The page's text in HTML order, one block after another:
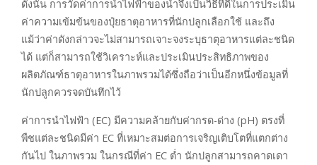
ดังนั้น การวัดค่าการนำไฟฟ้าของน้ำจึงเป็นวิธีที่ดีในการประเมิน
ค่าความเข้มข้นของปุ๋ยธาตุอาหารที่นักปลูกเลือกใช้ และถึง
แม้ว่าค่าดังกล่าวจะไม่สามารถเจาะจงระบุธาตุอาหารแต่ละชนิด
ได้ แต่ก็สามารถใช้วิเคราะห์และประเมินประสิทธิภาพของ
ผลิตภัณฑ์ธาตุอาหารในภาพรวมได้ซึ่งถือว่าเป็นอีกหนึ่งข้อมูลที่
นักปลูกควรจดบันทึกไว้
ค่าการนำไฟฟ้า (EC) มีความคล้ายกับค่ากรด-ด่าง (pH) ตรงที่
พืชแต่ละชนิดมีค่า EC ที่เหมาะสมต่อการเจริญเติบโตที่แตกต่าง
กันไป ในภาพรวม ในกรณีที่ค่า EC ต่ำ นักปลูกสามารถคาดเดา